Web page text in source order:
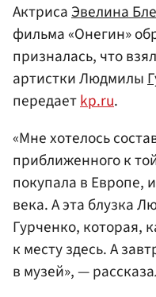
АктрисаЭвелина
фильма «Онегин»
призналась, что
артистки Людмилы
передаетkp.ru.
«Мне хотелось
приближенного к
покупала в Европе,
века. А эта блузка
Гурченко, которая,
к месту здесь. А
в музей», —